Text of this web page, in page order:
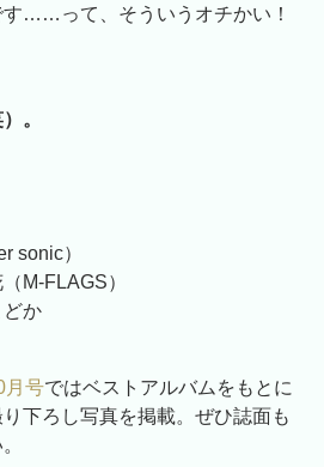
す……って、そういうオチかい！
。
sonic）
M-FLAGS）
どか
月号ではベストアルバムをもとに
下ろし写真を掲載。ぜひ誌面も